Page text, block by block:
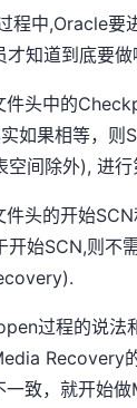
程中,Oracle要
知道到底要
件头中的
实如果相等，
空间除外), 进
件头的开始
开始SCN,则不
过程的说法
Recovery
一致，就开始